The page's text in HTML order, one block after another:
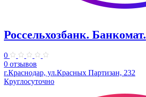
Россельхозбанк. Банкомат.
0
0 отзывов
г.Краснодар, ул.Красных Партизан, 232
Круглосуточно